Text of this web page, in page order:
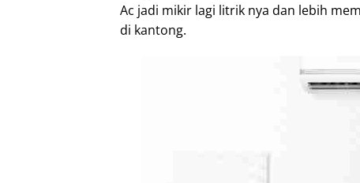
Ac jadi mikir lagi litrik nya dan lebih
di kantong.